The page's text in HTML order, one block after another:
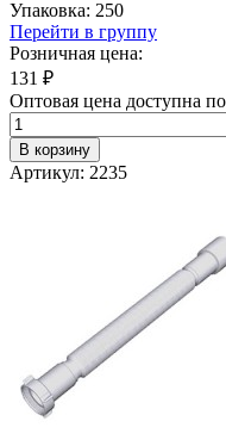
Упаковка: 250
Перейти в группу
Розничная цена:
131 ₽
Оптовая цена доступна
В корзину
Артикул: 2235